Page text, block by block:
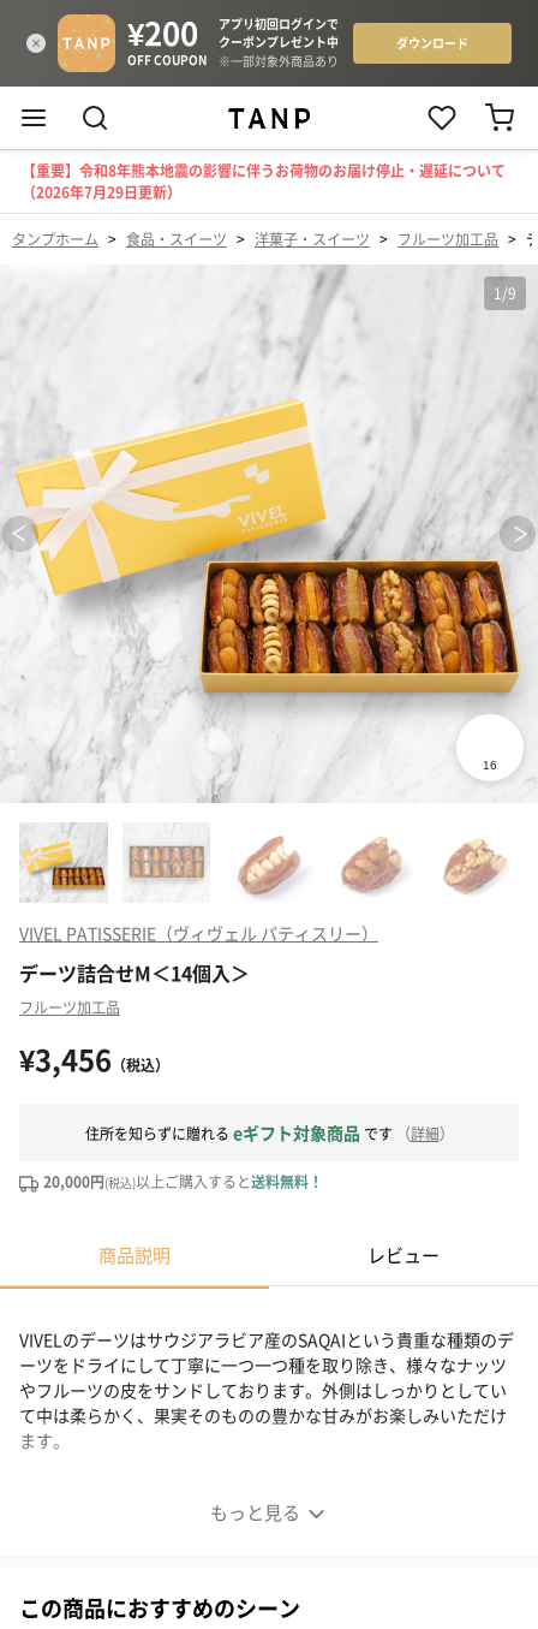
【重要】令和8年熊本地震の影響に伴うお荷物のお届け停止・遅延について
（2026年7月29日更新）
タンプホーム > 食品・スイーツ > 洋菓子・スイーツ > フルーツ加工品 >
1 /9
VIVEL PATISSERIE（ヴィヴェル パティスリー）
デーツ詰合せM＜14個入＞
フルーツ加工品
¥3,456 （税込）
住所を知らずに贈れる eギフト対象商品 です （詳細）
20,000円(税込)以上ご購入すると送料無料！
商品説明 レビュー
もっと見る
VIVELのデーツはサウジアラビア産のSAQAIという貴重な種類のデ
ーツをドライにして丁寧に一つ一つ種を取り除き、様々なナッツ
やフルーツの皮をサンドしております。外側はしっかりとしてい
て中は柔らかく、果実そのものの豊かな甘みがお楽しみいただけ
ます。
この商品におすすめのシーン